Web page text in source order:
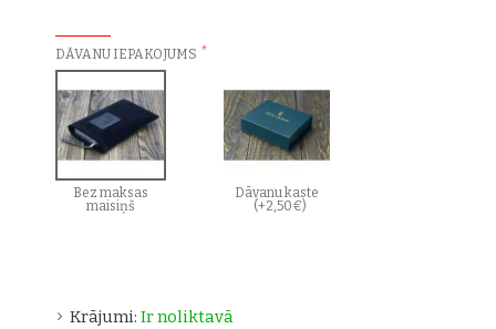
Krājumi: Ir noliktavā
DĀVANU IEPAKOJUMS
Bez maksas
maisiņš
Dāvanu kaste
(+2,50€)